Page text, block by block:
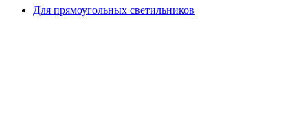
Для прямоугольных светильников